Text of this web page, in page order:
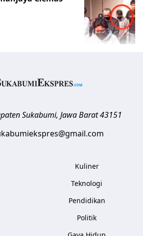
Sukabumi, Jawa Barat 43151
Kuliner
Teknologi
Pendidikan
Politik